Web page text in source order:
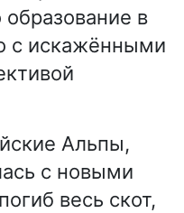
в
с искажёнными
Альпы,
с новыми
весь скот,